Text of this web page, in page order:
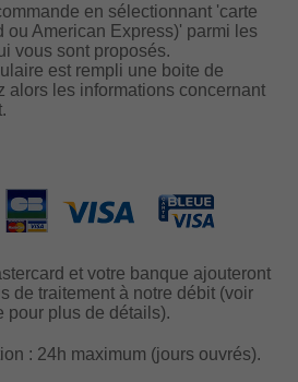
en sélectionnant 'carte
ou American Express)' parmi les
vous sont proposés.
est rempli une boite de
alors les informations concernant
et votre banque ajouteront
de traitement à notre débit (voir
pour plus de détails).
: 24h maximum (jours ouvrés).